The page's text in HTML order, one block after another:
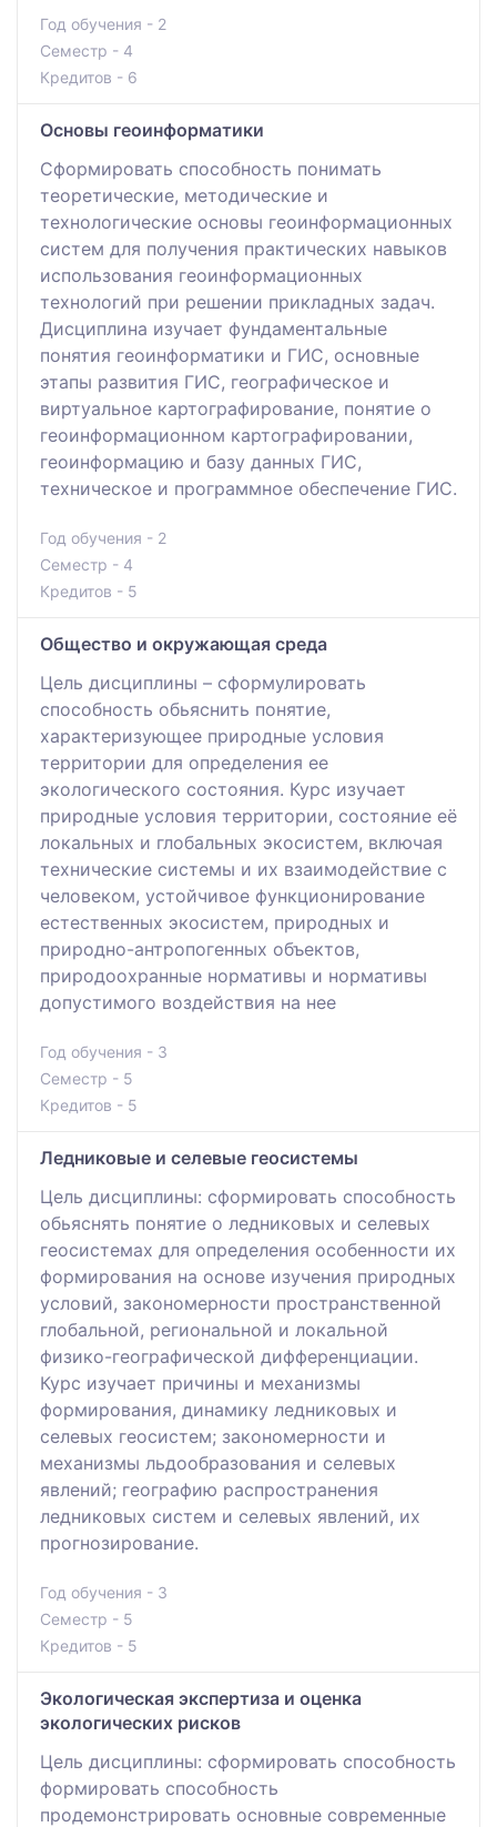
Год обучения - 2
Семестр - 4
Кредитов - 6
Основы геоинформатики
Сформировать способность понимать
теоретические, методические и
технологические основы геоинформационных
систем для получения практических навыков
использования геоинформационных
технологий при решении прикладных задач.
Дисциплина изучает фундаментальные
понятия геоинформатики и ГИС, основные
этапы развития ГИС, географическое и
виртуальное картографирование, понятие о
геоинформационном картографировании,
геоинформацию и базу данных ГИС,
техническое и программное обеспечение ГИС.
Год обучения - 2
Семестр - 4
Кредитов - 5
Общество и окружающая среда
Цель дисциплины – сформулировать
способность обьяснить понятие,
характеризующее природные условия
территории для определения ее
экологического состояния. Курс изучает
природные условия территории, состояние её
локальных и глобальных экосистем, включая
технические системы и их взаимодействие с
человеком, устойчивое функционирование
естественных экосистем, природных и
природно-антропогенных объектов,
природоохранные нормативы и нормативы
допустимого воздействия на нее
Год обучения - 3
Семестр - 5
Кредитов - 5
Ледниковые и селевые геосистемы
Цель дисциплины: сформировать способность
обьяснять понятие о ледниковых и селевых
геосистемах для определения особенности их
формирования на основе изучения природных
условий, закономерности пространственной
глобальной, региональной и локальной
физико-географической дифференциации.
Курс изучает причины и механизмы
формирования, динамику ледниковых и
селевых геосистем; закономерности и
механизмы льдообразования и селевых
явлений; географию распространения
ледниковых систем и селевых явлений, их
прогнозирование.
Год обучения - 3
Семестр - 5
Кредитов - 5
Экологическая экспертиза и оценка
экологических рисков
Цель дисциплины: сформировать способность
формировать способность
продемонстрировать основные современные